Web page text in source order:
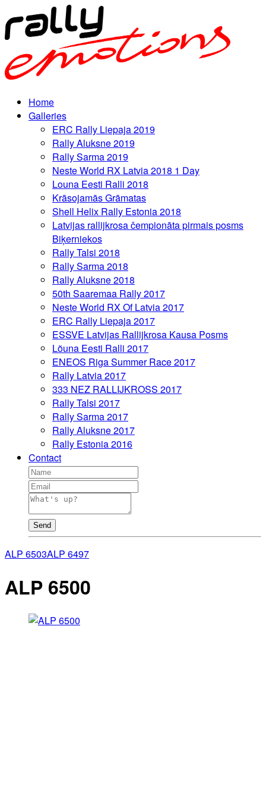
Home
Galleries
ERC Rally Liepaja 2019
Rally Aluksne 2019
Rally Sarma 2019
Neste World RX Latvia 2018 1 Day
Louna Eesti Ralli 2018
Krāsojamās Grāmatas
Shell Helix Rally Estonia 2018
Latvijas rallijkrosa čempionāta pirmais posms
Biķerniekos
Rally Talsi 2018
Rally Sarma 2018
Rally Aluksne 2018
50th Saaremaa Rally 2017
Neste World RX Of Latvia 2017
ERC Rally Liepaja 2017
ESSVE Latvijas Rallijkrosa Kausa Posms
Lõuna Eesti Ralli 2017
ENEOS Riga Summer Race 2017
Rally Latvia 2017
333 NEZ RALLIJKROSS 2017
Rally Talsi 2017
Rally Sarma 2017
Rally Aluksne 2017
Rally Estonia 2016
Contact
Send
ALP 6503ALP 6497
ALP 6500